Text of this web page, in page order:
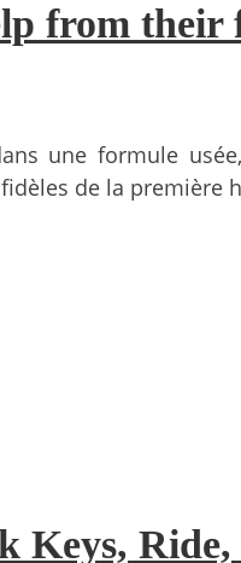
from
une formule
de la première
Keys,